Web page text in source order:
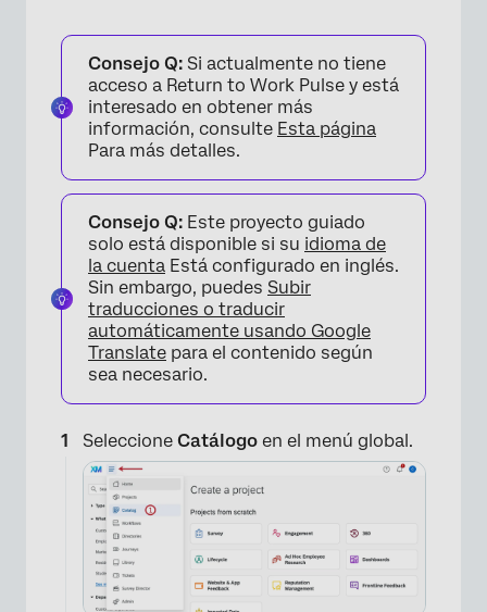
Consejo Q: Si actualmente no tiene
acceso a Return to Work Pulse y está
interesado en obtener más
información, consulte Esta página
Para más detalles.
Consejo Q: Este proyecto guiado
solo está disponible si su idioma de
la cuenta Está configurado en inglés.
Sin embargo, puedes Subir
traducciones o traducir
automáticamente usando Google
Translate para el contenido según
sea necesario.
Seleccione Catálogo en el menú global.